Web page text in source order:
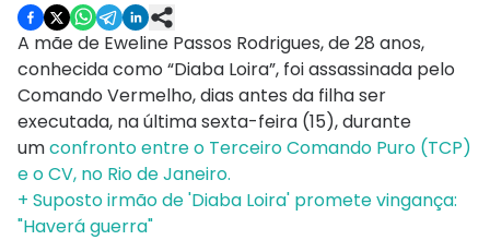
A mãe de Eweline Passos Rodrigues, de 28 anos,
conhecida como “Diaba Loira”, foi assassinada pelo
Comando Vermelho, dias antes da filha ser
executada, na última sexta-feira (15), durante
umconfronto entre o Terceiro Comando Puro (TCP)
e o CV, no Rio de Janeiro.
+ Suposto irmão de 'Diaba Loira' promete vingança:
"Haverá guerra"